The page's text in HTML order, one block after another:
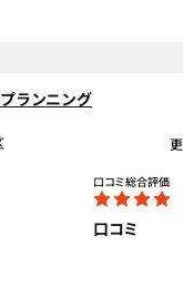
ランニング
口コミ総合評価
口コミ